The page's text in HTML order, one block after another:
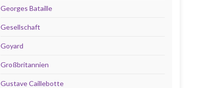
Georges Bataille
Gesellschaft
Goyard
Großbritannien
Gustave Caillebotte